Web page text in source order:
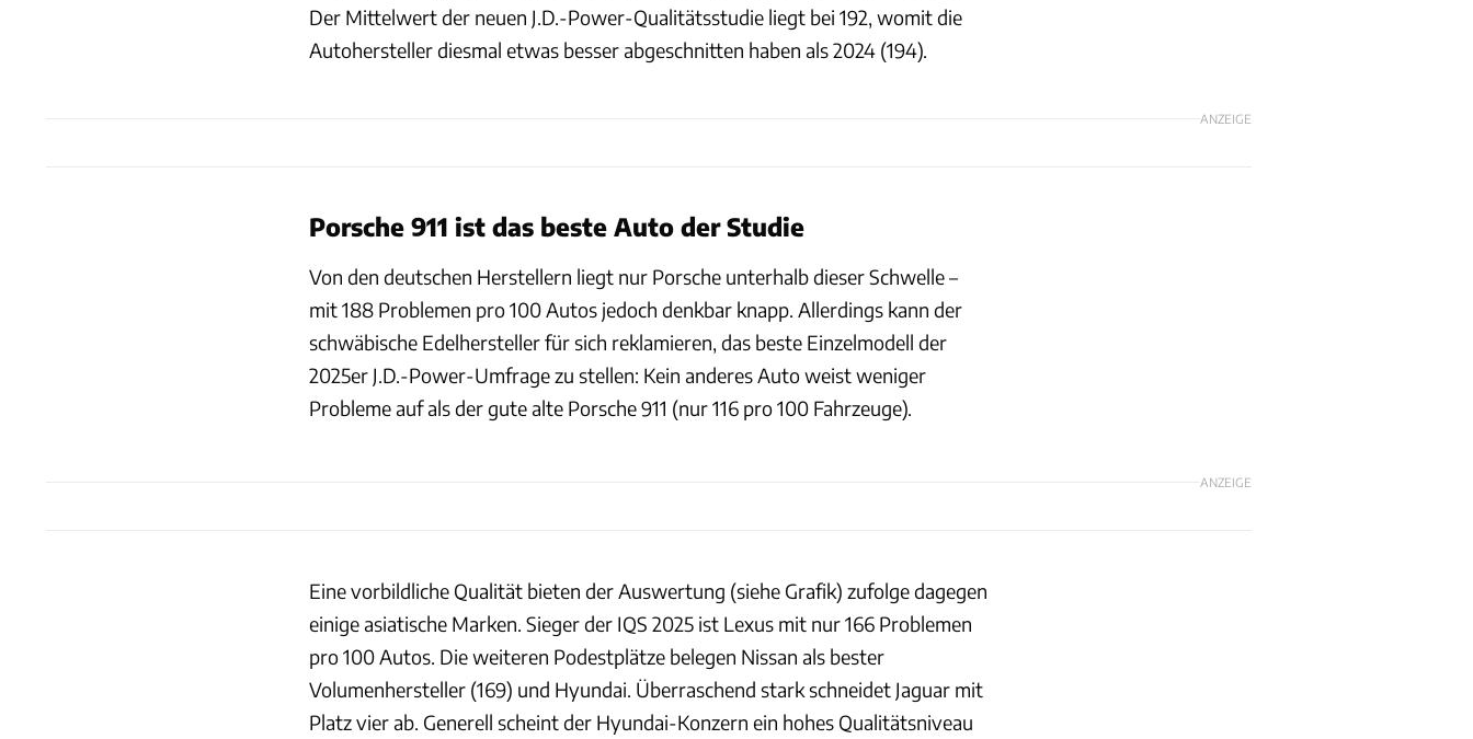
Der Mittelwert der neuen J.D.-Power-Qualitätsstudie liegt bei 192, womit die
Autohersteller diesmal etwas besser abgeschnitten haben als 2024 (194).
ANZEIGE
Porsche 911 ist das beste Auto der Studie
Von den deutschen Herstellern liegt nur Porsche unterhalb dieser Schwelle –
mit 188 Problemen pro 100 Autos jedoch denkbar knapp. Allerdings kann der
schwäbische Edelhersteller für sich reklamieren, das beste Einzelmodell der
2025er J.D.-Power-Umfrage zu stellen: Kein anderes Auto weist weniger
Probleme auf als der gute alte Porsche 911 (nur 116 pro 100 Fahrzeuge).
ANZEIGE
Eine vorbildliche Qualität bieten der Auswertung (siehe Grafik) zufolge dagegen
einige asiatische Marken. Sieger der IQS 2025 ist Lexus mit nur 166 Problemen
pro 100 Autos. Die weiteren Podestplätze belegen Nissan als bester
Volumenhersteller (169) und Hyundai. Überraschend stark schneidet Jaguar mit
Platz vier ab. Generell scheint der Hyundai-Konzern ein hohes Qualitätsniveau